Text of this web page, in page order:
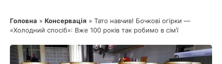
Головна » Консервація » Тато навчив! Бочкові огірки —
«Холодний спосіб»: Вже 100 років так робимо в сім’ї